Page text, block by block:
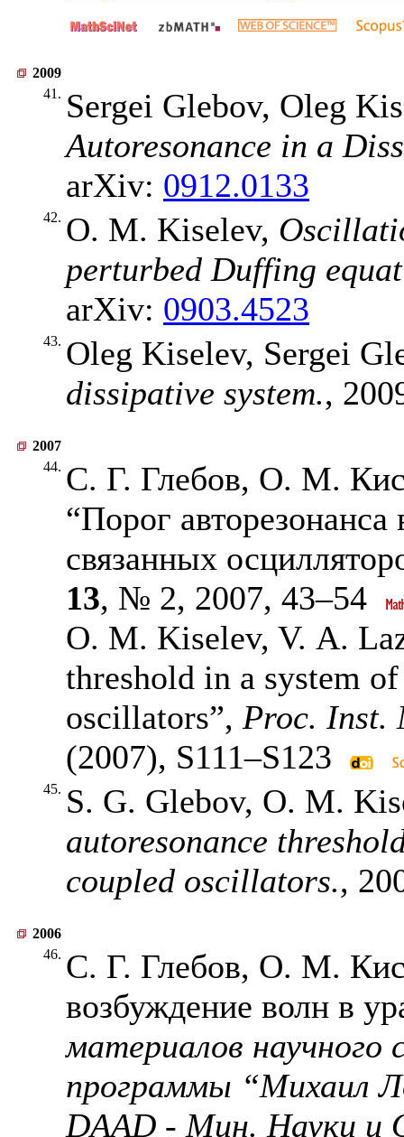
2009
41. Sergei Glebov, Oleg
Autoresonance in a
arXiv: 0912.0133
42. O. M. Kiselev,
perturbed Duffing
arXiv: 0903.4523
43. Oleg Kiselev, Sergei
dissipative system.,
2007
44. С. Г. Глебов, О. М.
“Порог авторезонанса
связанных
13, № 2, 2007, 43–54
O. M. Kiselev, V. A.
threshold in a system
oscillators”, Proc. Inst.
(2007), S111–S123
45. S. G. Glebov, O. M.
autoresonance
coupled oscillators.,
2006
46. С. Г. Глебов, О. М.
возбуждение волн в
материалов научного
программы “Михаил
DAAD - Мин. Науки и